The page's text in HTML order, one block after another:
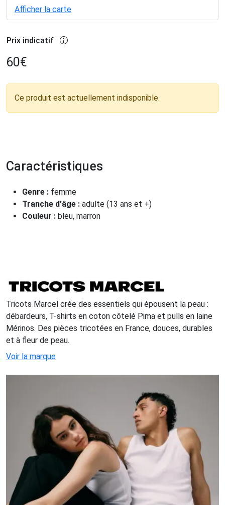
Afficher la carte
Prix indicatif
60€
Ce produit est actuellement indisponible.
Caractéristiques
Genre : femme
Tranche d'âge : adulte (13 ans et +)
Couleur : bleu, marron
Tricots Marcel crée des essentiels qui épousent la peau :
débardeurs, T-shirts en coton côtelé Pima et pulls en laine
Mérinos. Des pièces tricotées en France, douces, durables
et à fleur de peau.
Voir la marque